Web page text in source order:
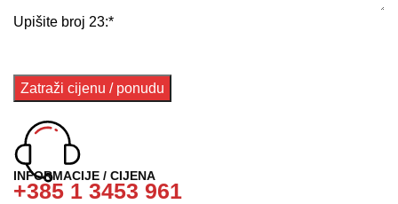
Upišite broj 23:*
INFORMACIJE / CIJENA
+385 1 3453 961